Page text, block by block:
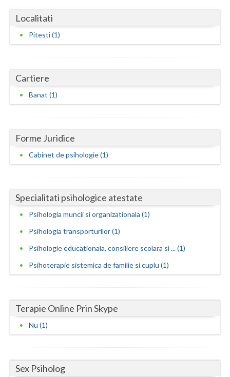
Giurgiu
Gorj
Hunedoara
Iasi
Ilfov
Mehedinti
Mures
Neamt
Olt
Prahova
Satu-Mare
Sibiu
Teleorman
Localitati
Pitesti (1)
Cartiere
Banat (1)
Forme Juridice
Cabinet de psihologie (1)
Specialitati psihologice atestate
Psihologia muncii si organizationala (1)
Psihologia transporturilor (1)
Psihologie educationala, consiliere scolara si ... (1)
Psihoterapie sistemica de familie si cuplu (1)
Terapie Online Prin Skype
Nu (1)
Sex Psiholog